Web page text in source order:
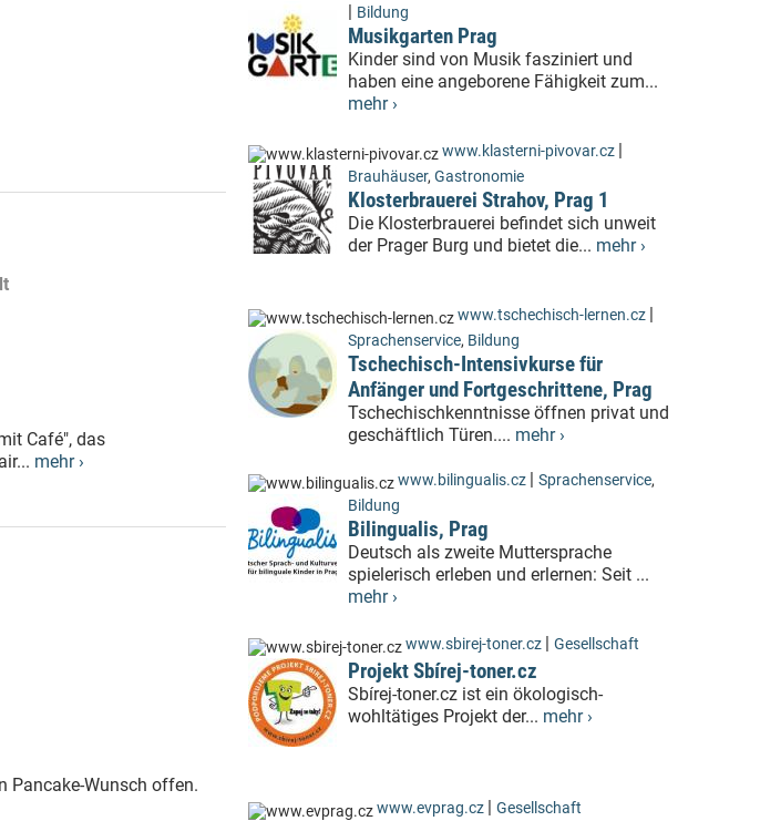
Café", das
mehr ›
Pancake-Wunsch offen.
Bildung
Musikgarten Prag
Kinder sind von Musik fasziniert und
haben eine angeborene Fähigkeit zum...
mehr ›
www.klasterni-pivovar.cz
Brauhäuser, Gastronomie
Klosterbrauerei Strahov, Prag 1
Die Klosterbrauerei befindet sich unweit
der Prager Burg und bietet die... mehr ›
www.tschechisch-lernen.cz
Sprachenservice, Bildung
Tschechisch-Intensivkurse für
Anfänger und Fortgeschrittene, Prag
Tschechischkenntnisse öffnen privat und
geschäftlich Türen.... mehr ›
www.bilingualis.cz Sprachenservice,
Bildung
Bilingualis, Prag
Deutsch als zweite Muttersprache
spielerisch erleben und erlernen: Seit ...
mehr ›
www.sbirej-toner.cz Gesellschaft
Projekt Sbírej-toner.cz
Sbírej-toner.cz ist ein ökologisch-
wohltätiges Projekt der... mehr ›
www.evprag.cz Gesellschaft